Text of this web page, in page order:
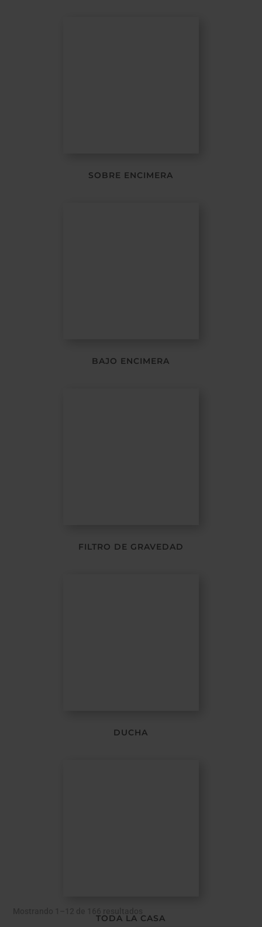
SOBRE ENCIMERA
BAJO ENCIMERA
FILTRO DE GRAVEDAD
DUCHA
TODA LA CASA